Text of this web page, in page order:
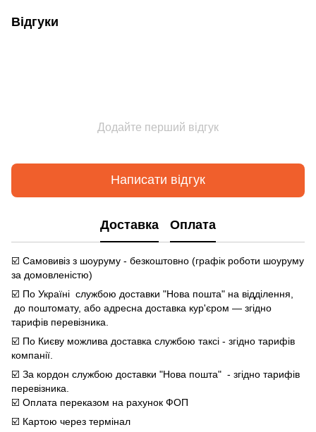
Відгуки
Додайте перший відгук
Написати відгук
Доставка Оплата
☑️ Самовивіз з шоуруму - безкоштовно (графік роботи шоуруму
за домовленістю)
☑️ По Україні службою доставки "Нова пошта" на відділення,
до поштомату, або адресна доставка кур'єром — згідно
тарифів перевізника.
☑️ По Києву можлива доставка службою таксі - згідно тарифів
компанії.
☑️ За кордон службою доставки "Нова пошта" - згідно тарифів
перевізника.
☑️ Оплата переказом на рахунок ФОП
☑️ Картою через термінал